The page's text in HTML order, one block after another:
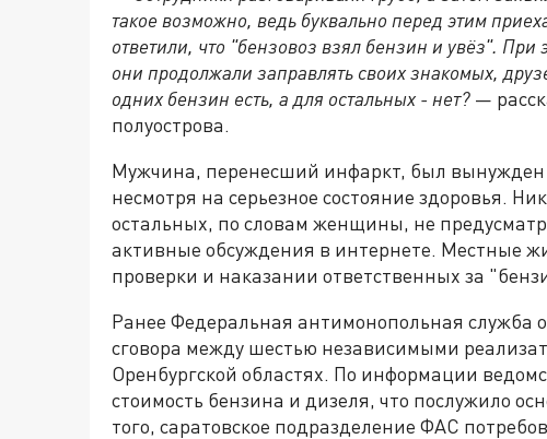
такое возможно, ведь буквально перед этим
ответили, что "бензовоз взял бензин и увёз". При
они продолжали заправлять своих знакомых,
одних бензин есть, а для остальных - нет? —
полуострова.
Мужчина, перенесший инфаркт, был вынужден
несмотря на серьезное состояние здоровья.
остальных, по словам женщины, не
активные обсуждения в интернете. Местные
проверки и наказании ответственных за
Ранее Федеральная антимонопольная служба
сговора между шестью независимыми
Оренбургской областях. По информации
стоимость бензина и дизеля, что послужило
того, саратовское подразделение ФАС